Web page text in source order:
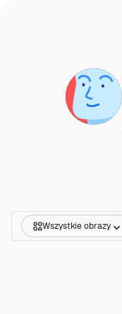
Wszystkie obrazy